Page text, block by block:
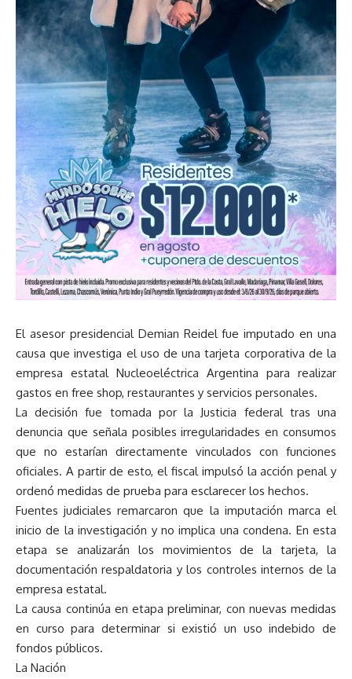
El asesor presidencial Demian Reidel fue imputado en una
causa que investiga el uso de una tarjeta corporativa de la
empresa estatal Nucleoeléctrica Argentina para realizar
gastos en free shop, restaurantes y servicios personales.
La decisión fue tomada por la Justicia federal tras una
denuncia que señala posibles irregularidades en consumos
que no estarían directamente vinculados con funciones
oficiales. A partir de esto, el fiscal impulsó la acción penal y
ordenó medidas de prueba para esclarecer los hechos.
Fuentes judiciales remarcaron que la imputación marca el
inicio de la investigación y no implica una condena. En esta
etapa se analizarán los movimientos de la tarjeta, la
documentación respaldatoria y los controles internos de la
empresa estatal.
La causa continúa en etapa preliminar, con nuevas medidas
en curso para determinar si existió un uso indebido de
fondos públicos.
La Nación